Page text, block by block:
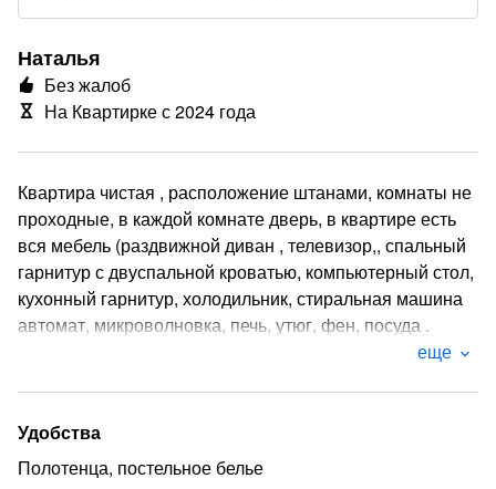
Наталья
Без жалоб
На Квартирке с 2024 года
Квартира чистая , расположение штанами, комнаты не
проходные, в каждой комнате дверь, в квартире есть
вся мебель (раздвижной диван , телевизор,, спальный
гарнитур с двуспальной кроватью, компьютерный стол,
кухонный гарнитур, холодильник, стиральная машина
автомат, микроволновка, печь, утюг, фен, посуда .
гулянок!!! .Командированным на длительный срок,
скидки. Документы предоставляются.
еще
Удобства
Полотенца, постельное белье